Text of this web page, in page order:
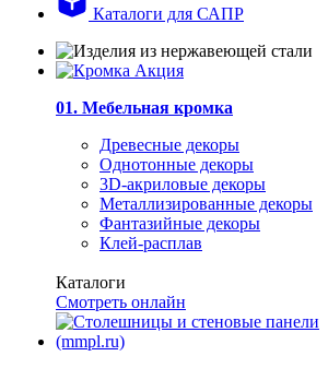
Каталоги для САПР
01. Мебельная кромка
Древесные декоры
Однотонные декоры
3D-акриловые декоры
Металлизированные декоры
Фантазийные декоры
Клей-расплав
Каталоги
Смотреть онлайн